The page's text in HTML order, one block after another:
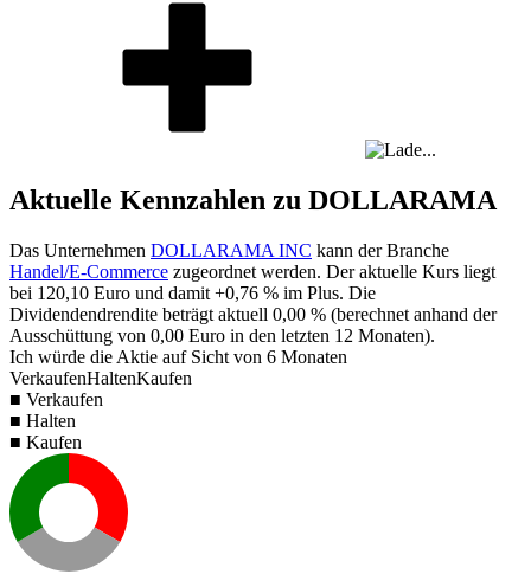
Aktuelle Kennzahlen zu DOLLARAMA
Das Unternehmen DOLLARAMA INC kann der Branche
Handel/E-Commerce zugeordnet werden. Der aktuelle Kurs liegt
bei 120,10 Euro und damit +0,76 % im Plus. Die
Dividendendrendite beträgt aktuell 0,00 % (berechnet anhand der
Ausschüttung von 0,00 Euro in den letzten 12 Monaten).
Ich würde die Aktie auf Sicht von 6 Monaten
VerkaufenHaltenKaufen
■ Verkaufen
■ Halten
■ Kaufen